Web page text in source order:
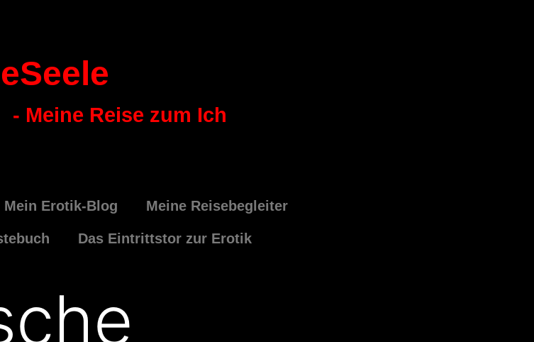
- Meine Reise zum Ich
Mein Erotik-Blog Meine Reisebegleiter
Das Eintrittstor zur Erotik